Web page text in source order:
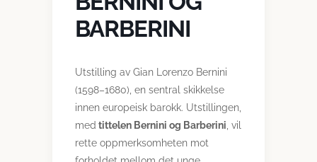
BARBERINI
Utstilling av Gian Lorenzo Bernini
(1598–1680), en sentral skikkelse
innen europeisk barokk. Utstillingen,
med tittelen Bernini og Barberini , vil
rette oppmerksomheten mot